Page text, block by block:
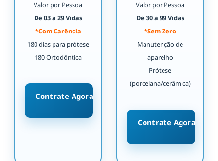
Valor por Pessoa
De 03 a 29 Vidas
*Com Carência
180 dias para prótese
180 Ortodôntica
Contrate Agora
Valor por Pessoa
De 30 a 99 Vidas
*Sem Zero
Manutenção de
aparelho
Prótese
(porcelana/cerâmica)
Contrate Agora